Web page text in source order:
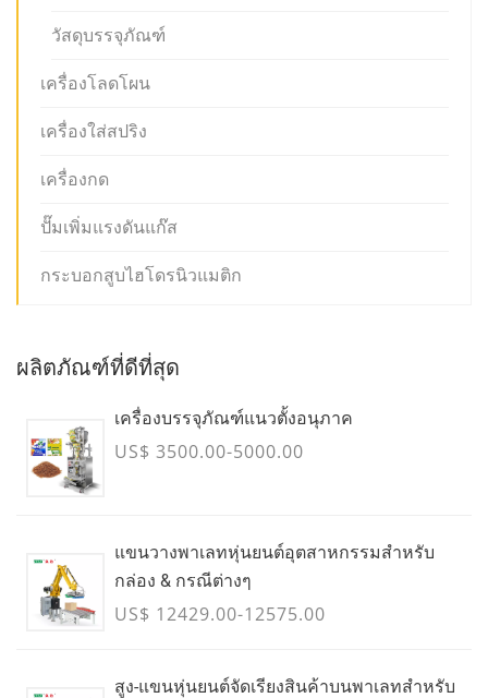
วัสดุบรรจุภัณฑ์
เครื่องโลดโผน
เครื่องใส่สปริง
เครื่องกด
ปั๊มเพิ่มแรงดันแก๊ส
กระบอกสูบไฮโดรนิวแมติก
ผลิตภัณฑ์ที่ดีที่สุด
เครื่องบรรจุภัณฑ์แนวตั้งอนุภาค
US$ 3500.00-5000.00
แขนวางพาเลทหุ่นยนต์อุตสาหกรรมสำหรับ
กล่อง & กรณีต่างๆ
US$ 12429.00-12575.00
สูง-แขนหุ่นยนต์จัดเรียงสินค้าบนพาเลทสำหรับ